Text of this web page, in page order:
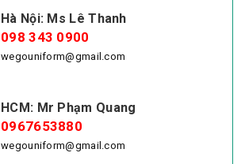
Hà Nội: Ms Lê Thanh
098 343 0900
wegouniform@gmail.com
HCM: Mr Phạm Quang
0967653880
wegouniform@gmail.com